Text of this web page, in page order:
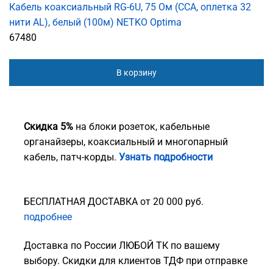
Кабель коаксиальный RG-6U, 75 Ом (CCA, оплетка 32
нити AL), белый (100м) NETKO Optima
67480
В корзину
Скидка 5% на блоки розеток, кабельные
органайзеры, коаксиальный и многопарный
кабель, патч-корды. Узнать подробности
БЕСПЛАТНАЯ ДОСТАВКА от 20 000 руб.
подробнее
Доставка по России ЛЮБОЙ ТК по вашему
выбору. Скидки для клиентов ТДФ при отправке